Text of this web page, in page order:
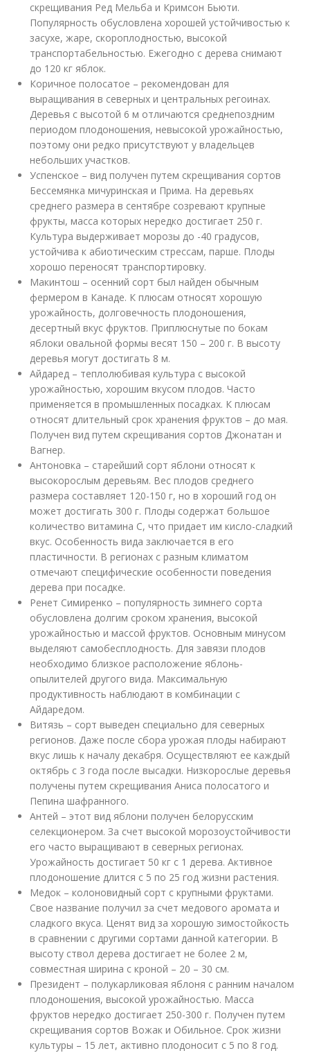
скрещивания Ред Мельба и Кримсон Бьюти.
Популярность обусловлена хорошей устойчивостью к
засухе, жаре, скороплодностью, высокой
транспортабельностью. Ежегодно с дерева снимают
до 120 кг яблок.
Коричное полосатое – рекомендован для
выращивания в северных и центральных регоинах.
Деревья с высотой 6 м отличаются среднепоздним
периодом плодоношения, невысокой урожайностью,
поэтому они редко присутствуют у владельцев
небольших участков.
Успенское – вид получен путем скрещивания сортов
Бессемянка мичуринская и Прима. На деревьях
среднего размера в сентябре созревают крупные
фрукты, масса которых нередко достигает 250 г.
Культура выдерживает морозы до -40 градусов,
устойчива к абиотическим стрессам, парше. Плоды
хорошо переносят транспортировку.
Макинтош – осенний сорт был найден обычным
фермером в Канаде. К плюсам относят хорошую
урожайность, долговечность плодоношения,
десертный вкус фруктов. Приплюснутые по бокам
яблоки овальной формы весят 150 – 200 г. В высоту
деревья могут достигать 8 м.
Айдаред – теплолюбивая культура с высокой
урожайностью, хорошим вкусом плодов. Часто
применяется в промышленных посадках. К плюсам
относят длительный срок хранения фруктов – до мая.
Получен вид путем скрещивания сортов Джонатан и
Вагнер.
Антоновка – старейший сорт яблони относят к
высокорослым деревьям. Вес плодов среднего
размера составляет 120-150 г, но в хороший год он
может достигать 300 г. Плоды содержат большое
количество витамина С, что придает им кисло-сладкий
вкус. Особенность вида заключается в его
пластичности. В регионах с разным климатом
отмечают специфические особенности поведения
дерева при посадке.
Ренет Симиренко – популярность зимнего сорта
обусловлена долгим сроком хранения, высокой
урожайностью и массой фруктов. Основным минусом
выделяют самобесплодность. Для завязи плодов
необходимо близкое расположение яблонь-
опылителей другого вида. Максимальную
продуктивность наблюдают в комбинации с
Айдаредом.
Витязь – сорт выведен специально для северных
регионов. Даже после сбора урожая плоды набирают
вкус лишь к началу декабря. Осуществляют ее каждый
октябрь с 3 года после высадки. Низкорослые деревья
получены путем скрещивания Аниса полосатого и
Пепина шафранного.
Антей – этот вид яблони получен белорусским
селекционером. За счет высокой морозоустойчивости
его часто выращивают в северных регионах.
Урожайность достигает 50 кг с 1 дерева. Активное
плодоношение длится с 5 по 25 год жизни растения.
Медок – колоновидный сорт с крупными фруктами.
Свое название получил за счет медового аромата и
сладкого вкуса. Ценят вид за хорошую зимостойкость
в сравнении с другими сортами данной категории. В
высоту ствол дерева достигает не более 2 м,
совместная ширина с кроной – 20 – 30 см.
Президент – полукарликовая яблоня с ранним началом
плодоношения, высокой урожайностью. Масса
фруктов нередко достигает 250-300 г. Получен путем
скрещивания сортов Вожак и Обильное. Срок жизни
культуры – 15 лет, активно плодоносит с 5 по 8 год.